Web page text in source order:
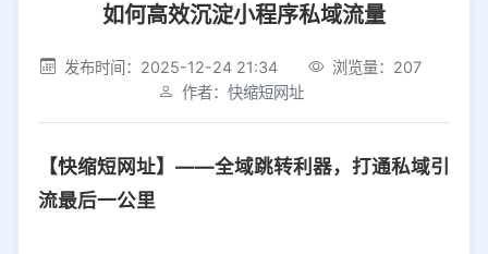
社交平台 电商平台
选择防红平台类型，避免链接被拦截
iOS Android
如何高效沉淀小程序私域流量
发布时间：2025-12-24 21:34
浏览量：207
作者：快缩短网址
【快缩短网址】——全域跳转利器，打通私域引
流最后一公里